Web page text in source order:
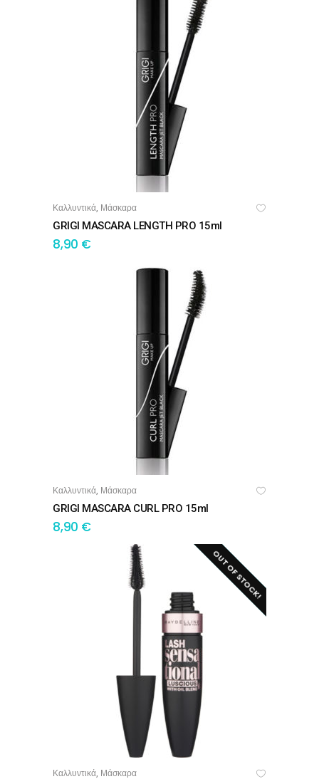
ΠΡΟΣΘΉΚΗ ΣΤΟ ΚΑΛΆΘΙ
Καλλυντικά, Μάσκαρα
GRIGI MASCARA LENGTH PRO 15ml
8,90 €
ΠΡΟΣΘΉΚΗ ΣΤΟ ΚΑΛΆΘΙ
Καλλυντικά, Μάσκαρα
GRIGI MASCARA CURL PRO 15ml
8,90 €
SALE!
OUT OF STOCK!
ΔΙΑΒΆΣΤΕ ΠΕΡΙΣΣΌΤΕΡΑ
Καλλυντικά, Μάσκαρα